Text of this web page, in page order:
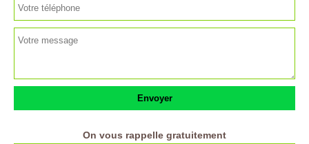
On vous rappelle gratuitement